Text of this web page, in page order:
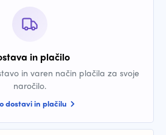
in plačilo
in varen način plačila za svoje
naročilo.
dostavi in plačilu